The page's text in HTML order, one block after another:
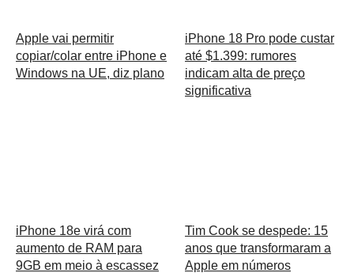
Apple vai permitir
copiar/colar entre iPhone e
Windows na UE, diz plano
iPhone 18 Pro pode custar
até $1.399: rumores
indicam alta de preço
significativa
iPhone 18e virá com
aumento de RAM para
9GB em meio à escassez
Tim Cook se despede: 15
anos que transformaram a
Apple em números